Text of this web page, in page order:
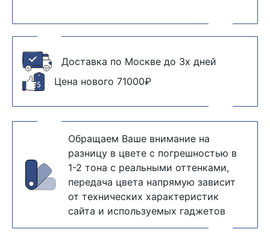
Доставка по Москве до 3х дней
Цена нового 71000₽
Обращаем Ваше внимание на
разницу в цвете с погрешностью в
1-2 тона с реальными оттенками,
передача цвета напрямую зависит
от технических характеристик
сайта и используемых гаджетов